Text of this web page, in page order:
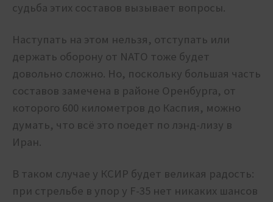
судьба этих составов вызывает вопросы.
Наступать на этом нельзя, отступать или
держать оборону от NATO тоже будет
довольно сложно. Но, поскольку большая часть
составов замечена в районе Оренбурга, от
которого 600 километров до Каспия, можно
думать, что всё это поедет по лэнд-лизу в
Иран.
В таком случае у КСИР будет великая радость:
при стрельбе в упор у F-35 нет никаких шансов